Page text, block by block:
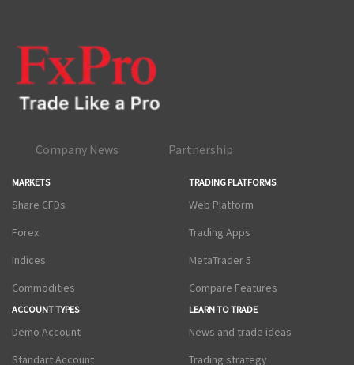
Company News Partnership
MARKETS
Share CFDs
Forex
Indices
Commodities
TRADING PLATFORMS
Web Platform
Trading Apps
MetaTrader 5
Compare Features
ACCOUNT TYPES
Demo Account
Standart Account
LEARN TO TRADE
News and trade ideas
Trading strategy